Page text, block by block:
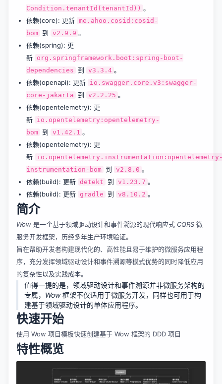
Condition.tenantId(tenantId)) 。
依赖(core): 更新 me.ahoo.cosid:cosid-
bom
到 v2.9.9 。
依赖(spring): 更
新
org.springframework.boot:spring-boot-
dependencies
到 v3.3.4 。
依赖(openapi): 更新
io.swagger.core.v3:swagger-
core-jakarta
到 v2.2.25 。
依赖(opentelemetry): 更
新
io.opentelemetry:opentelemetry-
bom
到 v1.42.1 。
依赖(opentelemetry): 更
新
instrumentation-bom
到 v2.8.0 。
依赖(build): 更新 detekt 到 v1.23.7 。
依赖(build): 更新 gradle 到 v8.10.2 。
简介
Wow 是一个基于领域驱动设计和事件溯源的现代响应式 CQRS 微
服务开发框架，历经多年生产环境验证。
旨在帮助开发者构建现代化的、高性能且易于维护的微服务应用程
序，充分发挥领域驱动设计和事件溯源等模式优势的同时降低应用
的复杂性以及实践成本。
值得一提的是，领域驱动设计和事件溯源并非微服务架构的
专属， Wow 框架不仅适用于微服务开发，同样也可用于构
建基于领域驱动设计的单体应用程序。
快速开始
使用 Wow 项目模板快速创建基于 Wow 框架的 DDD 项目
特性概览